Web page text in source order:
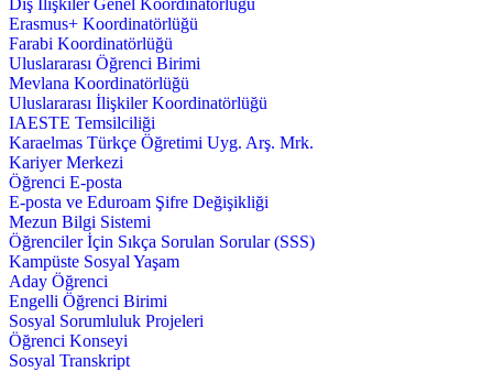
Dış İlişkiler Genel Koordinatörlüğü
Erasmus+ Koordinatörlüğü
Farabi Koordinatörlüğü
Uluslararası Öğrenci Birimi
Mevlana Koordinatörlüğü
Uluslararası İlişkiler Koordinatörlüğü
IAESTE Temsilciliği
Karaelmas Türkçe Öğretimi Uyg. Arş. Mrk.
Kariyer Merkezi
Öğrenci E-posta
E-posta ve Eduroam Şifre Değişikliği
Mezun Bilgi Sistemi
Öğrenciler İçin Sıkça Sorulan Sorular (SSS)
Kampüste Sosyal Yaşam
Aday Öğrenci
Engelli Öğrenci Birimi
Sosyal Sorumluluk Projeleri
Öğrenci Konseyi
Sosyal Transkript